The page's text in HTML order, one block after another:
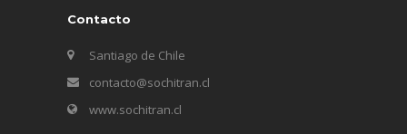
Contacto
Santiago de Chile
contacto@sochitran.cl
www.sochitran.cl